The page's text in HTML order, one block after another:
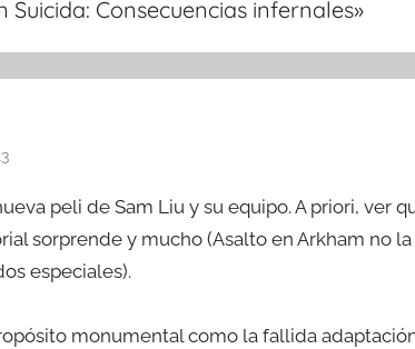
Suicida: Consecuencias infernales»
peli de Sam Liu y su equipo. A priori, ver
sorprende y mucho (Asalto en Arkham no
especiales).
monumental como la fallida